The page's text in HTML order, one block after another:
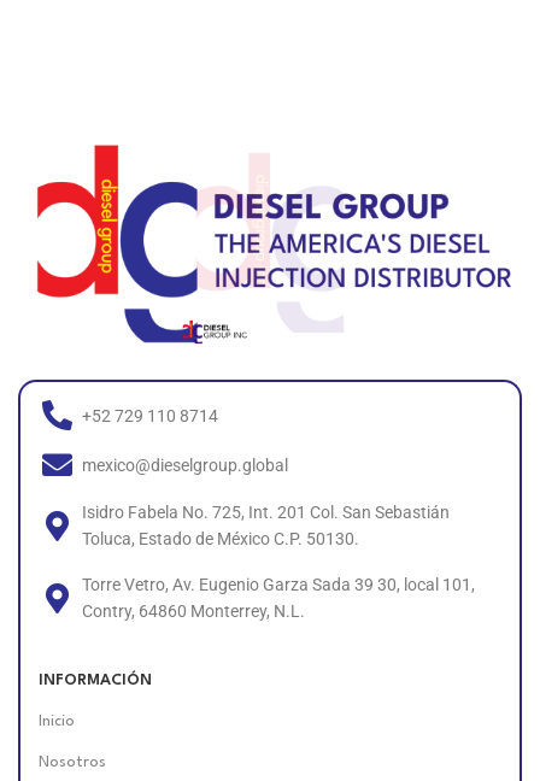
+52 729 110 8714
mexico@dieselgroup.global
Isidro Fabela No. 725, Int. 201 Col. San Sebastián
Toluca, Estado de México C.P. 50130.
Torre Vetro, Av. Eugenio Garza Sada 39 30, local 101,
Contry, 64860 Monterrey, N.L.
INFORMACIÓN
Inicio
Nosotros